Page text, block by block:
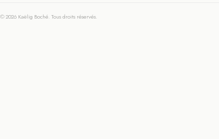
© 2026 Kaëlig Boché. Tous droits réservés.